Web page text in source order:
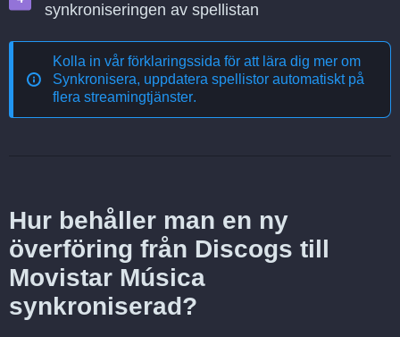
synkroniseringen av spellistan
Kolla in vår förklaringssida för att lära dig mer om
Synkronisera, uppdatera spellistor automatiskt på
flera streamingtjänster.
Hur behåller man en ny
överföring från Discogs till
Movistar Música
synkroniserad?